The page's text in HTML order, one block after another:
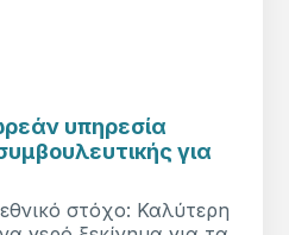
υπηρεσία
για
στόχο: Καλύτερη